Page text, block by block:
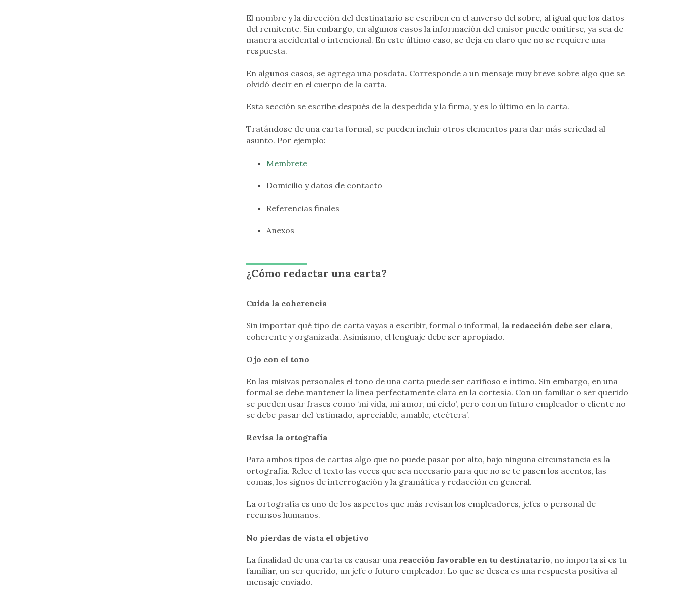
El nombre y la dirección del destinatario se escriben en el anverso del sobre, al igual que los datos
del remitente. Sin embargo, en algunos casos la información del emisor puede omitirse, ya sea de
manera accidental o intencional. En este último caso, se deja en claro que no se requiere una
respuesta.
En algunos casos, se agrega una posdata. Corresponde a un mensaje muy breve sobre algo que se
olvidó decir en el cuerpo de la carta.
Esta sección se escribe después de la despedida y la firma, y es lo último en la carta.
Tratándose de una carta formal, se pueden incluir otros elementos para dar más seriedad al
asunto. Por ejemplo:
Membrete
Domicilio y datos de contacto
Referencias finales
Anexos
¿Cómo redactar una carta?
Cuida la coherencia
Sin importar qué tipo de carta vayas a escribir, formal o informal, la redacción debe ser clara,
coherente y organizada. Asimismo, el lenguaje debe ser apropiado.
Ojo con el tono
En las misivas personales el tono de una carta puede ser cariñoso e íntimo. Sin embargo, en una
formal se debe mantener la línea perfectamente clara en la cortesía. Con un familiar o ser querido
se pueden usar frases como ‘mi vida, mi amor, mi cielo’, pero con un futuro empleador o cliente no
se debe pasar del ‘estimado, apreciable, amable, etcétera’.
Revisa la ortografía
Para ambos tipos de cartas algo que no puede pasar por alto, bajo ninguna circunstancia es la
ortografía. Relee el texto las veces que sea necesario para que no se te pasen los acentos, las
comas, los signos de interrogación y la gramática y redacción en general.
La ortografía es uno de los aspectos que más revisan los empleadores, jefes o personal de
recursos humanos.
No pierdas de vista el objetivo
La finalidad de una carta es causar una reacción favorable en tu destinatario, no importa si es tu
familiar, un ser querido, un jefe o futuro empleador. Lo que se desea es una respuesta positiva al
mensaje enviado.